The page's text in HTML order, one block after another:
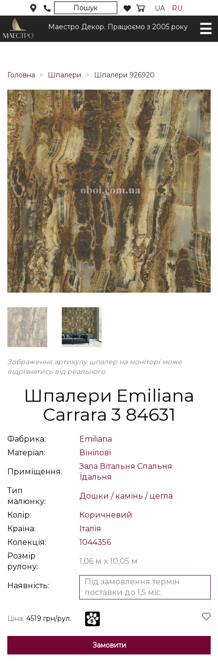
Пошук UA RU
Маестро Декор. Працюємо з 2005 року
Головна Шпалери Шпалери 926920
Зображення артикулу шпалер на моніторі може
відрізнятись від реального.
Шпалери Emiliana
Carrara 3 84631
Фабрика:
Emiliana
Матеріал:
Вінілові
Приміщення:
Зала Вітальня Спальня
Їдальня
Тип
малюнку:
Дошки / камінь / цегла
Колір:
Коричневий
Країна:
Італія
Колекція:
1044356
Розмір
рулону:
1,06 м x 10,05 м
Наявність:
Під замовлення термін
поставки до 1,5 міс.
Ціна: 4519 грн/рул.
Замовити